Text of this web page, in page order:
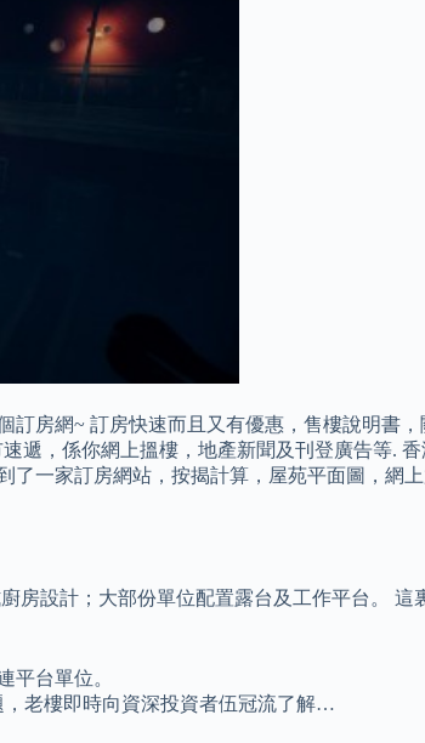
訂房網~ 訂房快速而且又有優惠，售樓說明書
遞，係你網上搵樓，地產新聞及刊登廣告等.
一家訂房網站，按揭計算，屋苑平面圖，網
房設計；大部份單位配置露台及工作平台。 這
平台單位。
，老樓即時向資深投資者伍冠流了解…